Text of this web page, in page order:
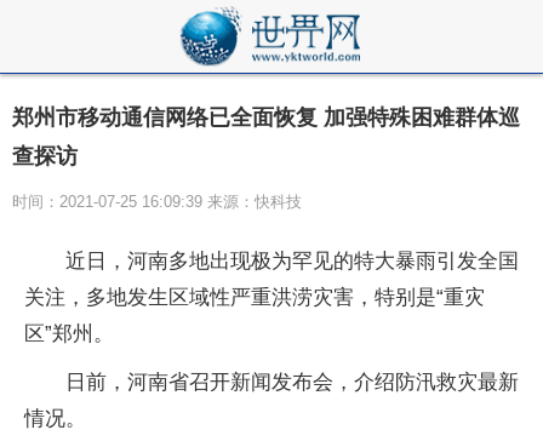
郑州市移动通信网络已全面恢复 加强特殊困难群体巡
查探访
时间：2021-07-25 16:09:39 来源：快科技
近日，河南多地出现极为罕见的特大暴雨引发全国
关注，多地发生区域性严重洪涝灾害，特别是“重灾
区”郑州。
日前，河南省召开新闻发布会，介绍防汛救灾最新
情况。